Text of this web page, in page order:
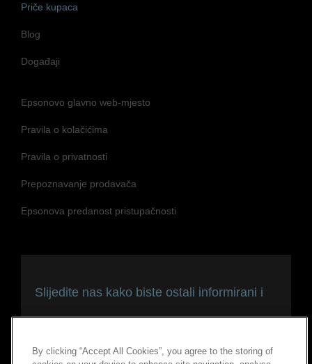
Priče kupaca
Blog
Događaji
Epsonovo glavno web-mjesto
Pravila o kolačićima
Pravila o privatnosti
Prepoznavanje prodavača
Epsonova predanost pristupačnosti
Slijedite nas kako biste ostali informirani i
By clicking “Accept All Cookies”, you agree to the storing of